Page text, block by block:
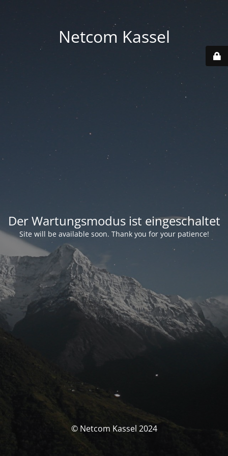
Netcom Kassel
Der Wartungsmodus ist eingeschaltet
Site will be available soon. Thank you for your patience!
© Netcom Kassel 2024